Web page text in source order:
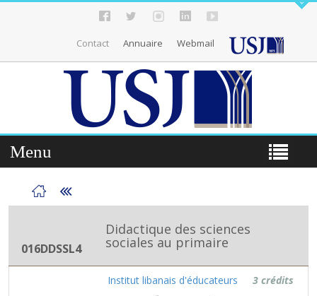
Contact Annuaire Webmail
Menu
016DDSSL4
Didactique des sciences
sociales au primaire
Institut libanais d'éducateurs 3 crédits